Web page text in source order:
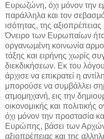
Ευρωζώνη, όχι μόνον την
παράλληλα και τον
ισότητας, της
Όνειρο των Ευρωπαίων
οργανωμένη κοινωνία
τάξης και ειρήνης χωρίς
διεκδικήσεων. Εκ του
άρχισε να επικρατεί η
μπορούσε να συμβάλλει
ατμομηχανή, εις την
οικονομικής και
όχι μόνον την προστασία
Ευρώπης, βάσει των Αρχών
αξιοπρέπειας και της